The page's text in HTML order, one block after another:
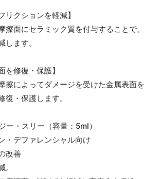
リクションを軽減】
擦面にセラミック質を付与することで、
します。
を修復・保護】
擦によってダメージを受けた金属表面を
復・保護します。
ー・スリー（容量：5ml）
・デファレンシャル向け
改善